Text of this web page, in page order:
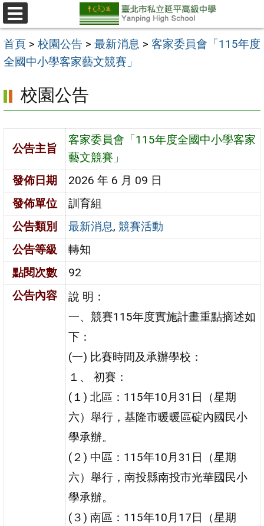
跳
至
主
要
區
選
單
首頁 >校園公告 >最新消息 > 客家委員會「115年度
全國中小學客家藝文競賽」
校園公告
公告主旨
客家委員會「115年度全國中小學客家
藝文競賽」
發佈日期
2026 年 6 月 09 日
發佈單位
訓育組
公告類別
最新消息,競賽活動
公告等級
轉知
點閱次數
92
公告內容
說 明：
一、競賽115年度實施計畫重點摘述如
下：
(一) 比賽時間及承辦學校：
１、 初賽：
(１) 北區：115年10月31日（星期
六）舉行，基隆市暖暖區碇內國民小
學承辦。
(２) 中區：115年10月31日（星期
六）舉行，南投縣南投市光華國民小
學承辦。
(３) 南區：115年10月17日（星期